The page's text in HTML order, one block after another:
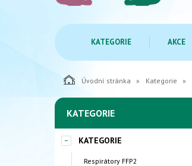
KATEGORIE AKCE
Úvodní stránka Kategorie
KATEGORIE
KATEGORIE
Respirátory FFP2